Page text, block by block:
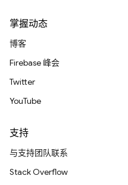
掌握动态
博客
Firebase 峰会
Twitter
YouTube
支持
与支持团队联系
Stack Overflow